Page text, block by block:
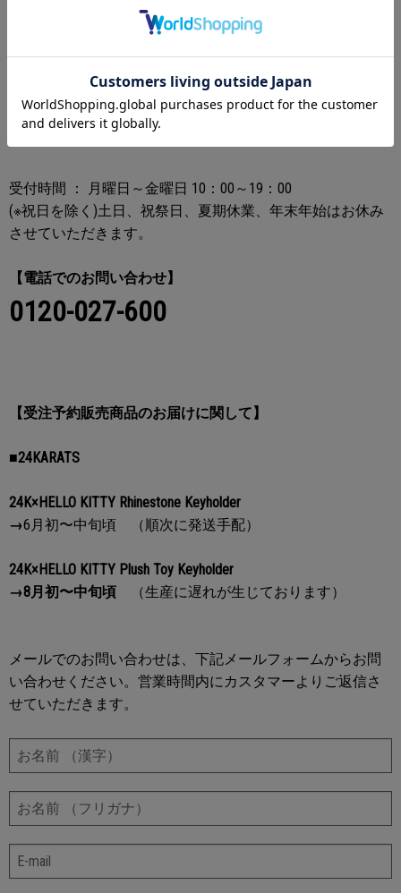
SHOP LIST
VERTICAL GARAGE OFFICIAL ONLINE STOREカスタマーセンタ
ー
受付時間 ： 月曜日～金曜日 10：00～19：00
(※祝日を除く)土日、祝祭日、夏期休業、年末年始はお休み
させていただきます。
【電話でのお問い合わせ】
0120-027-600
【受注予約販売商品のお届けに関して】
■24KARATS
24K×HELLO KITTY Rhinestone Keyholder
→6月初〜中旬頃 （順次に発送手配）
24K×HELLO KITTY Plush Toy Keyholder
→8月初〜中旬頃 （生産に遅れが生じております）
メールでのお問い合わせは、下記メールフォームからお問
い合わせください。営業時間内にカスタマーよりご返信さ
せていただきます。